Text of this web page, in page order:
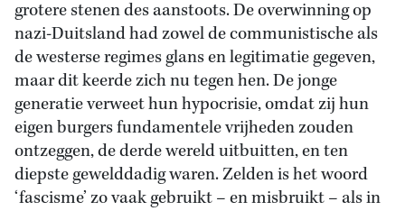
grotere stenen des aanstoots. De overwinning op
nazi-Duitsland had zowel de communistische als
de westerse regimes glans en legitimatie gegeven,
maar dit keerde zich nu tegen hen. De jonge
generatie verweet hun hypocrisie, omdat zij hun
eigen burgers fundamentele vrijheden zouden
ontzeggen, de derde wereld uitbuitten, en ten
diepste gewelddadig waren. Zelden is het woord
‘fascisme’ zo vaak gebruikt – en misbruikt – als in